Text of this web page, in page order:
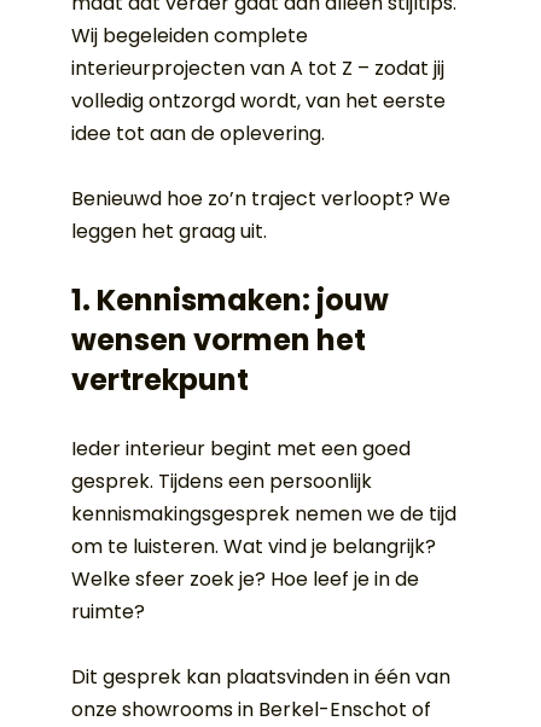
Wij begeleiden complete
interieurprojecten van A tot Z – zodat jij
volledig ontzorgd wordt, van het eerste
idee tot aan de oplevering.
Benieuwd hoe zo’n traject verloopt? We
leggen het graag uit.
1. Kennismaken: jouw
wensen vormen het
vertrekpunt
Ieder interieur begint met een goed
gesprek. Tijdens een persoonlijk
kennismakingsgesprek nemen we de tijd
om te luisteren. Wat vind je belangrijk?
Welke sfeer zoek je? Hoe leef je in de
ruimte?
Dit gesprek kan plaatsvinden in één van
onze showrooms in Berkel-Enschot of